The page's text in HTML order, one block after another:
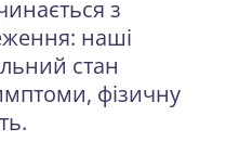
з
наші
стан
фізичну